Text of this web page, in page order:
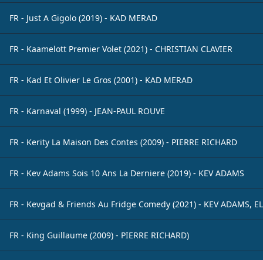
FR - Just A Gigolo (2019) - KAD MERAD
FR - Kaamelott Premier Volet (2021) - CHRISTIAN CLAVIER
FR - Kad Et Olivier Le Gros (2001) - KAD MERAD
FR - Karnaval (1999) - JEAN-PAUL ROUVE
FR - Kerity La Maison Des Contes (2009) - PIERRE RICHARD
FR - Kev Adams Sois 10 Ans La Derniere (2019) - KEV ADAMS
FR - Kevgad & Friends Au Fridge Comedy (2021) - KEV ADAMS,
FR - King Guillaume (2009) - PIERRE RICHARD)